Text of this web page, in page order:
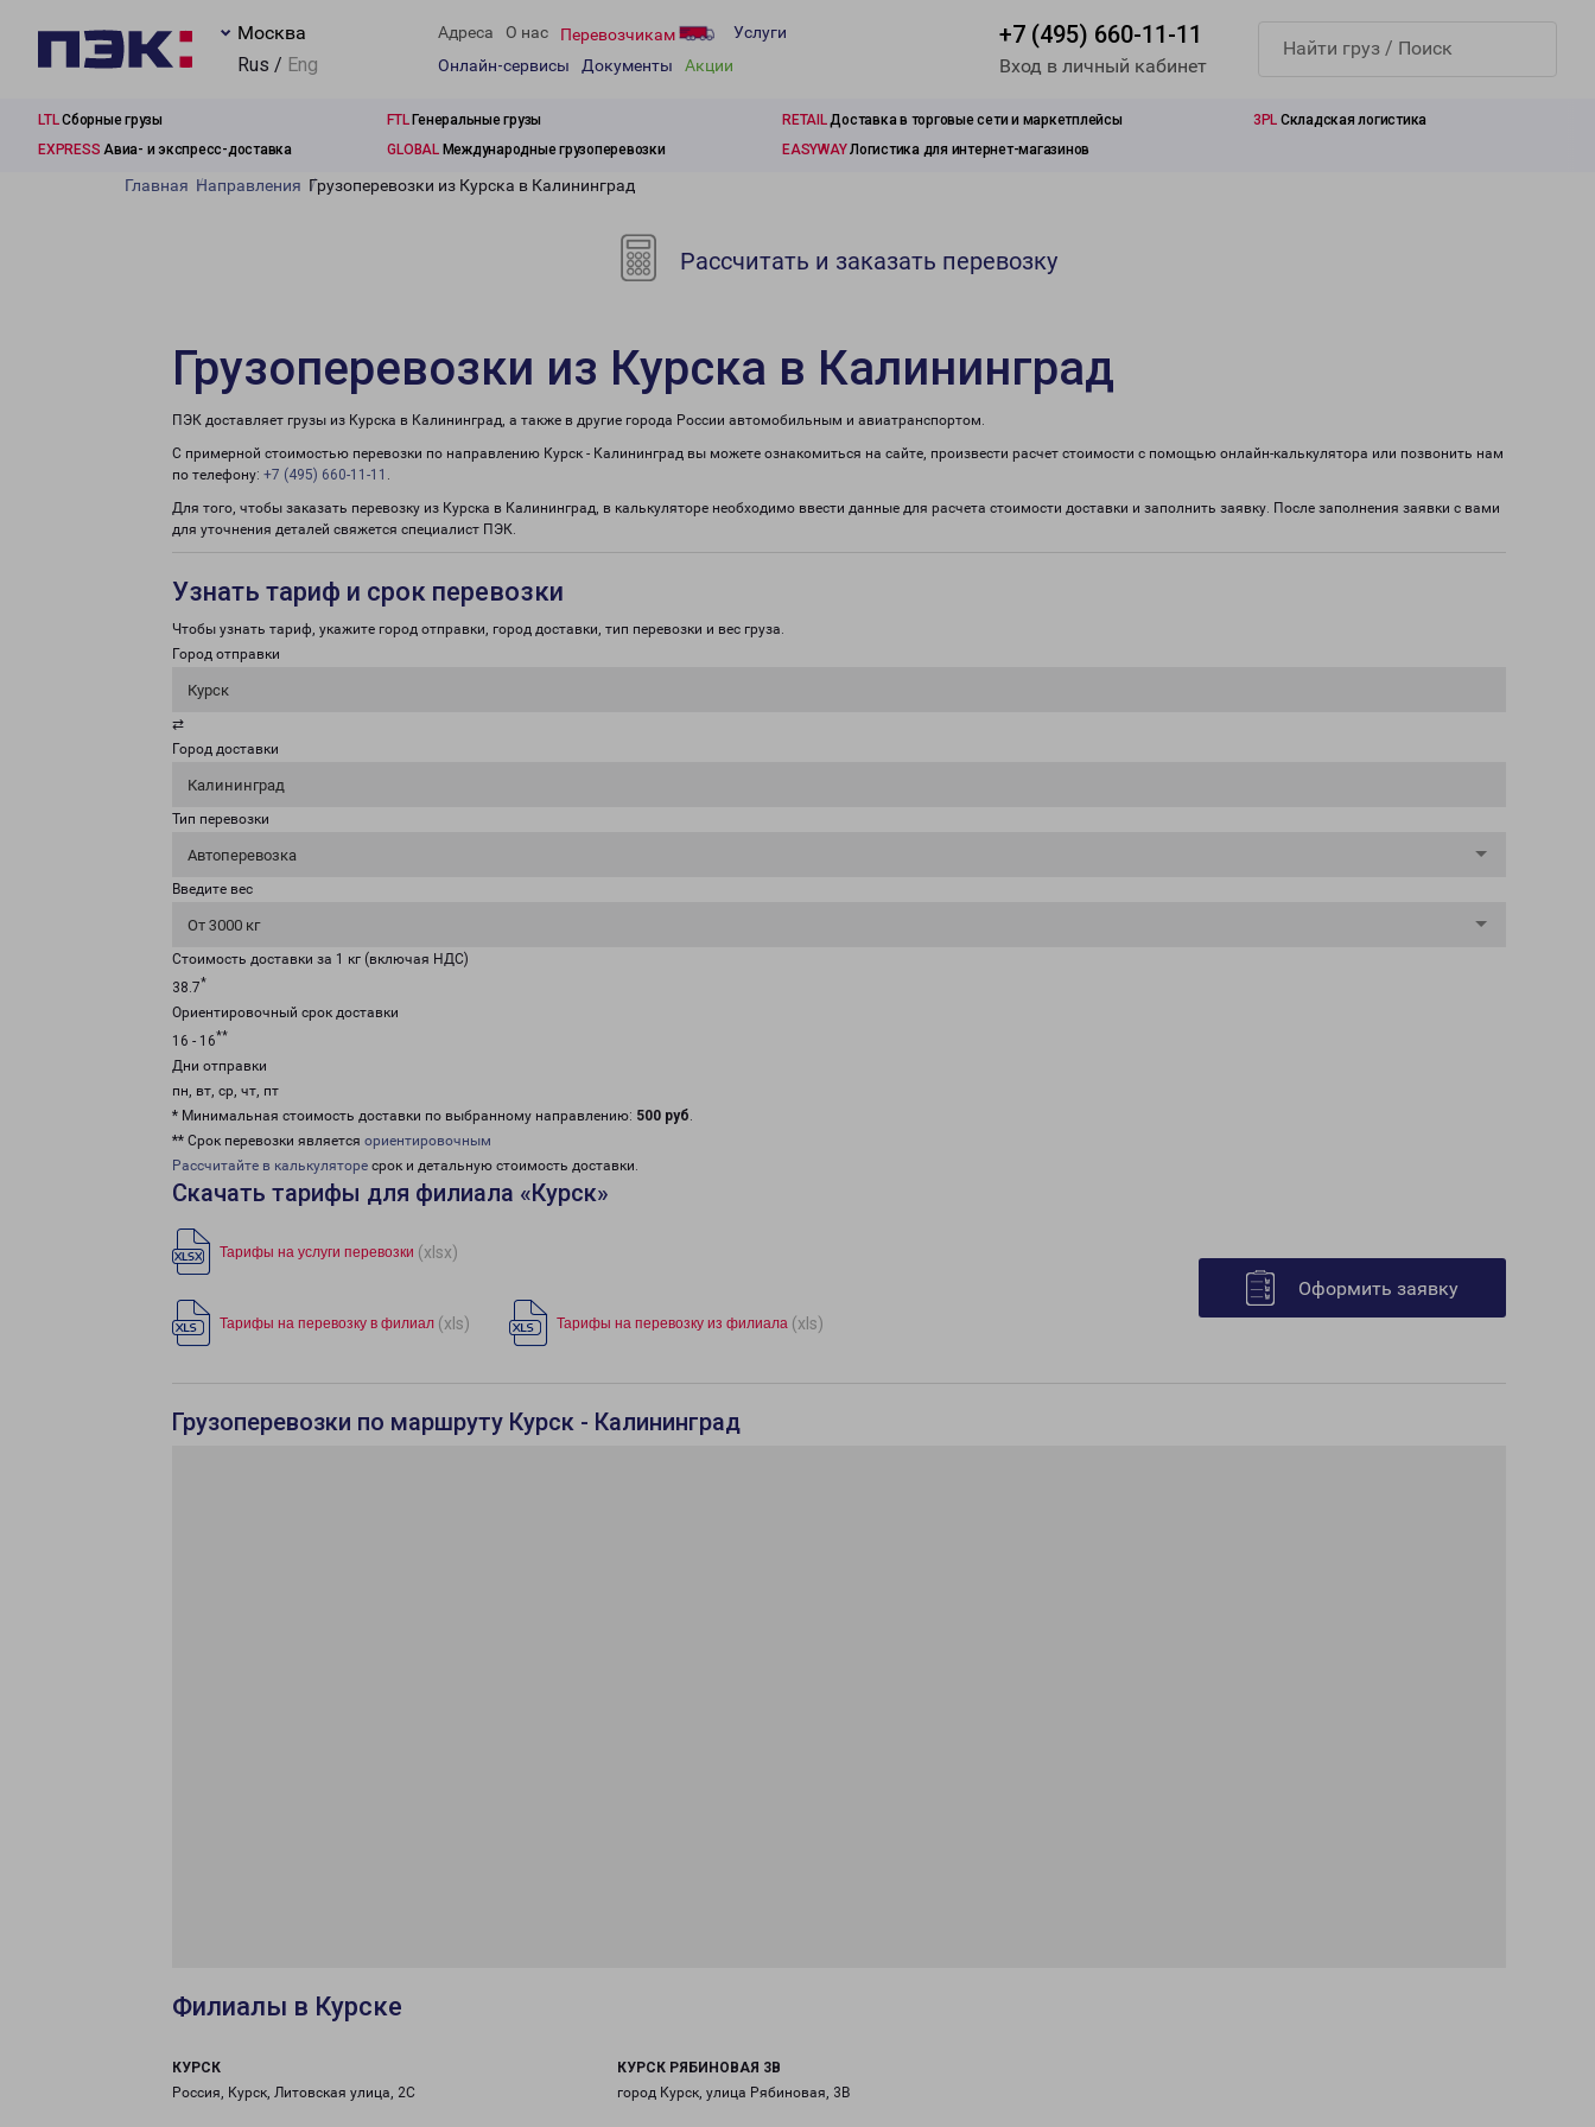
Москва
Rus / Eng
Адреса О нас Перевозчикам
Услуги
Онлайн-сервисы
Документы Акции
+7 (495) 660-11-11
Вход в личный кабинет
LTLСборные грузы FTLГенеральные грузы RETAILДоставка в торговые сети и маркетплейсы 3PL Складская логистика
EXPRESS Авиа- и экспресс-доставка GLOBALМеждународные грузоперевозки EASYWAYЛогистика для интернет-магазинов
Главная Направления Грузоперевозки из Курска в Калининград
Рассчитать и заказать перевозку
Грузоперевозки из Курска в Калининград
ПЭК доставляет грузы из Курска в Калининград, а также в другие города России автомобильным и авиатранспортом.
С примерной стоимостью перевозки по направлению Курск - Калининград вы можете ознакомиться на сайте, произвести расчет стоимости с помощью онлайн-калькулятора или позвонить нам
по телефону: +7 (495) 660-11-11 .
Для того, чтобы заказать перевозку из Курска в Калининград, в калькуляторе необходимо ввести данные для расчета стоимости доставки и заполнить заявку. После заполнения заявки с вами
для уточнения деталей свяжется специалист ПЭК.
Узнать тариф и срок перевозки
Чтобы узнать тариф, укажите город отправки, город доставки, тип перевозки и вес груза.
Город отправки
Курск
⇄
Город доставки
Калининград
Тип перевозки
Автоперевозка
Введите вес
От 3000 кг
Стоимость доставки за 1 кг (включая НДС)
38.7*
Ориентировочный срок доставки
16 - 16**
Дни отправки
пн, вт, ср, чт, пт
* Минимальная стоимость доставки по выбранному направлению: 500 руб.
** Срок перевозки является ориентировочным
Рассчитайте в калькуляторе срок и детальную стоимость доставки.
Скачать тарифы для филиала «Курск»
Тарифы на услуги перевозки (xlsx)
Тарифы на перевозку в филиал (xls) Тарифы на перевозку из филиала (xls)
Оформить заявку
Грузоперевозки по маршруту Курск - Калининград
Филиалы в Курске
КУРСК
Россия, Курск, Литовская улица, 2С
КУРСК РЯБИНОВАЯ 3В
город Курск, улица Рябиновая, 3В